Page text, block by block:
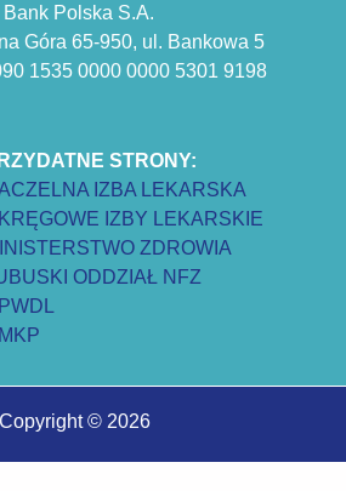
Bank Polska S.A.
Góra 65-950, ul. Bankowa 5
1535 0000 0000 5301 9198
STRONY:
IZBA LEKARSKA
IZBY LEKARSKIE
ZDROWIA
ODDZIAŁ NFZ
Copyright © 2026